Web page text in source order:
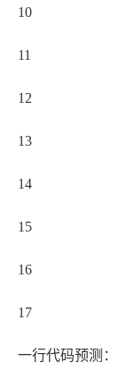
10
11
12
13
14
15
16
17
一行代码预测：